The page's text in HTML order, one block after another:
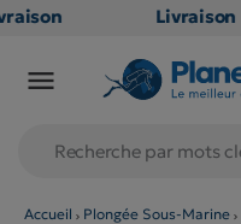
Livraison
en point
79€
(hors

Accueil Plongée Sous-Marine